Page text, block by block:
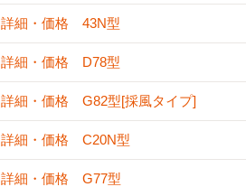
詳細・価格 43N型
詳細・価格 D78型
詳細・価格 G82型[採風タイプ]
詳細・価格 C20N型
詳細・価格 G77型